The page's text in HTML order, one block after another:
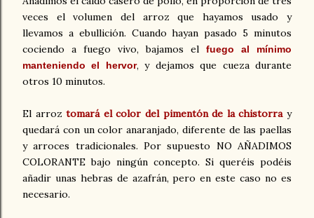
veces el volumen del arroz que hayamos usado y
llevamos a ebullición. Cuando hayan pasado 5 minutos
cociendo a fuego vivo, bajamos el fuego al mínimo
manteniendo el hervor, y dejamos que cueza durante
otros 10 minutos.
El arroztomará el color del pimentón de la chistorray
quedará con un color anaranjado, diferente de las paellas
y arroces tradicionales. Por supuesto NO AÑADIMOS
COLORANTE bajo ningún concepto. Si queréis podéis
añadir unas hebras de azafrán, pero en este caso no es
necesario.